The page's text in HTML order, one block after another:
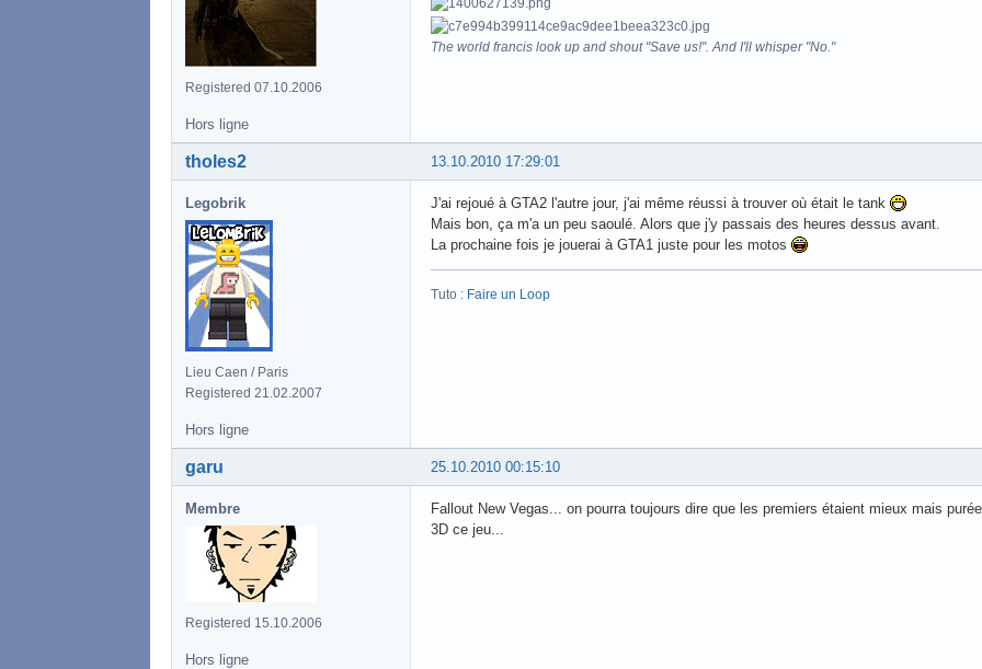
Registered 07.10.2006
The world francis look up and shout "Save us!". And I'll whisper "No."
Hors ligne
13.10.2010 17:29:01
tholes2
Legobrik
Lieu Caen / Paris
Registered 21.02.2007
J'ai rejoué à GTA2 l'autre jour, j'ai même réussi à trouver où était le tank
Mais bon, ça m'a un peu saoulé. Alors que j'y passais des heures dessus avant.
La prochaine fois je jouerai à GTA1 juste pour les motos
Tuto : Faire un Loop
Hors ligne
25.10.2010 00:15:10
garu
Membre
Registered 15.10.2006
Fallout New Vegas... on pourra toujours dire que les premiers étaient mieux mais
3D ce jeu...
Hors ligne